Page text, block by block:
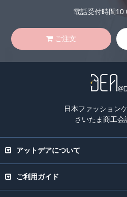
電話受付時間
ご注文
日本ファッション
さいたま商工会
アットデアについて
ご利用ガイド